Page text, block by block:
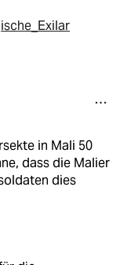
in Mali 50
dass die Malier
dies